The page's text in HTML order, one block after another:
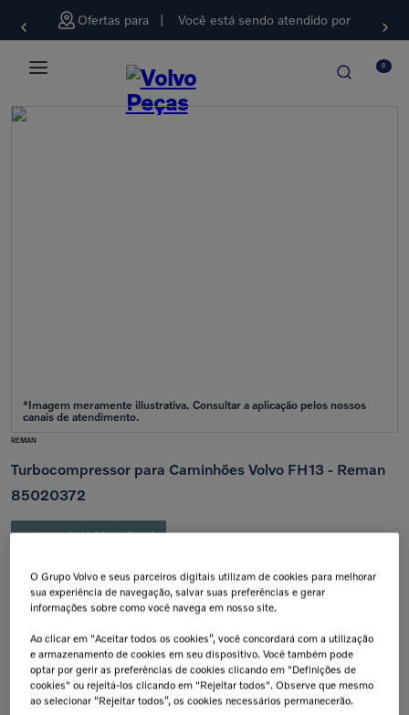
Ofertas para Você está sendo atendido por
0
REMAN
Turbocompressor para Caminhões Volvo FH13 - Reman
85020372
Aplicação: FH13 / FM13 (D13A)
Calcular frete e prazo
Atenção! Prazos de entrega começam após confirmação do pagamento e podem variar para mais de
uma unidade.
Calcular
Não sei meu cep
Retire na Concessionária
Troca Grátis!
O Grupo Volvo e seus parceiros digitais utilizam de cookies para melhorar
sua experiência de navegação, salvar suas preferências e gerar
informações sobre como você navega em nosso site.
Ao clicar em "Aceitar todos os cookies”, você concordará com a utilização
e armazenamento de cookies em seu dispositivo. Você também pode
optar por gerir as preferências de cookies clicando em "Definições de
cookies" ou rejeitá-los clicando em "Rejeitar todos". Observe que mesmo
ao selecionar “Rejeitar todos”, os cookies necessários permanecerão.